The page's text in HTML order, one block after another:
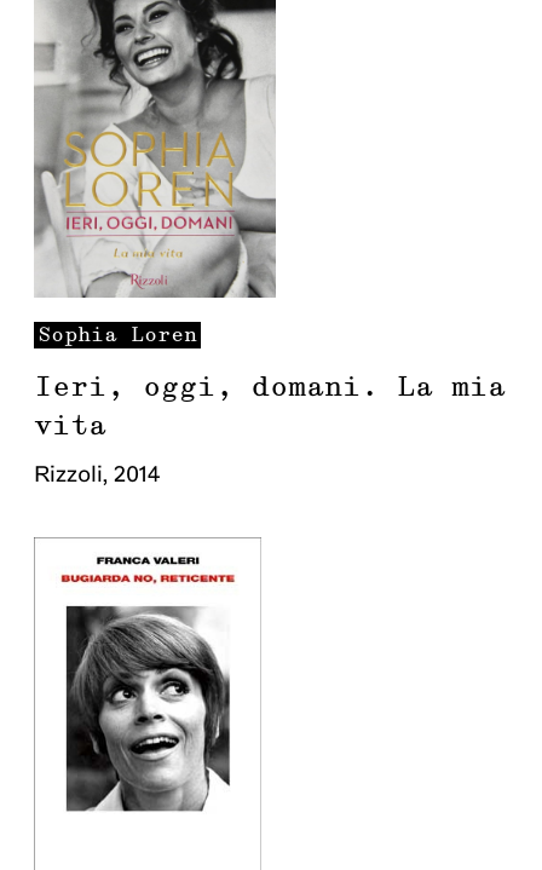
Sophia Loren
Ieri, oggi, domani. La mia
vita
Rizzoli, 2014